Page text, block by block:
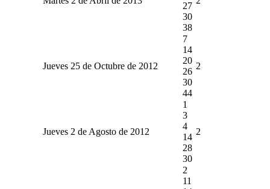
27
30
38
Jueves 25 de Octubre de 2012
7
14
20
26
30
44
2
Jueves 2 de Agosto de 2012
1
3
4
14
28
30
2
2
11